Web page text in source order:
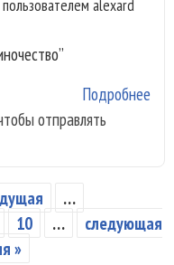
пользователем alexard
Подробнее
отправлять
…
10 …
следующая
»